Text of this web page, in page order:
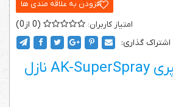
0
0
اشتراک گذاری:
آبپاش سوپراسپری AK-SuperSpray نازل